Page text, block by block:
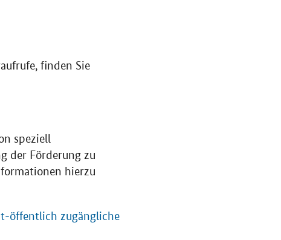
finden Sie
speziell
der Förderung zu
hierzu
öffentlich zugängliche